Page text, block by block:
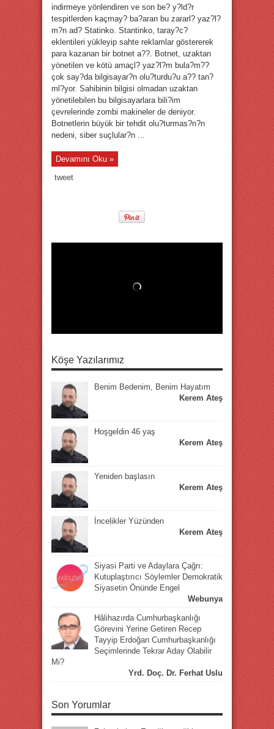
indirmeye yönlendiren ve son be? y?ld?r
tespitlerden kaçmay? ba?aran bu zararl? yaz?l?
m?n ad? Statinko. Stantinko, taray?c?
eklentileri yükleyip sahte reklamlar göstererek
para kazanan bir botnet a??. Botnet, uzaktan
yönetilen ve kötü amaçl? yaz?l?m bula?m??
çok say?da bilgisayar?n olu?turdu?u a?? tan?
ml?yor. Sahibinin bilgisi olmadan uzaktan
yönetilebilen bu bilgisayarlara bili?im
çevrelerinde zombi makineler de deniyor.
Botnetlerin büyük bir tehdit olu?turmas?n?n
nedeni, siber suçlular?n ...
Devamını Oku »
tweet
Köşe Yazılarımız
Benim Bedenim, Benim Hayatım
Kerem Ateş
Hoşgeldin 46 yaş
Kerem Ateş
Yeniden başlasın
Kerem Ateş
İncelikler Yüzünden
Kerem Ateş
Siyasi Parti ve Adaylara Çağrı:
Kutuplaştırıcı Söylemler Demokratik
Siyasetin Önünde Engel
Webunya
Hâlihazırda Cumhurbaşkanlığı
Görevini Yerine Getiren Recep
Tayyip Erdoğan Cumhurbaşkanlığı
Seçimlerinde Tekrar Aday Olabilir
Mi?
Yrd. Doç. Dr. Ferhat Uslu
Son Yorumlar